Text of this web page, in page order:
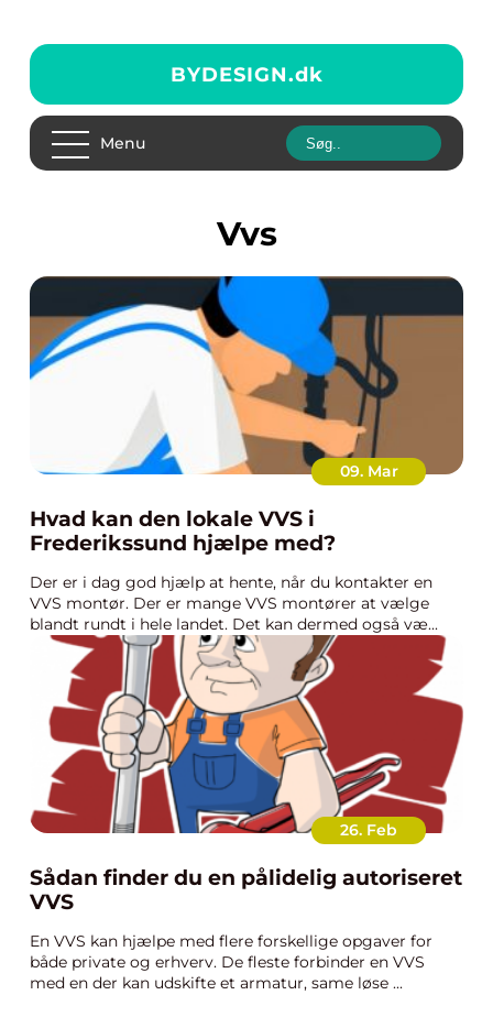
BYDESIGN.dk
Menu
vvs
09. Mar
Hvad kan den lokale VVS i
Frederikssund hjælpe med?
Der er i dag god hjælp at hente, når du kontakter en
VVS montør. Der er mange VVS montører at vælge
blandt rundt i hele landet. Det kan dermed også væ...
26. Feb
Sådan finder du en pålidelig autoriseret
VVS
En VVS kan hjælpe med flere forskellige opgaver for
både private og erhverv. De fleste forbinder en VVS
med en der kan udskifte et armatur, same løse ...